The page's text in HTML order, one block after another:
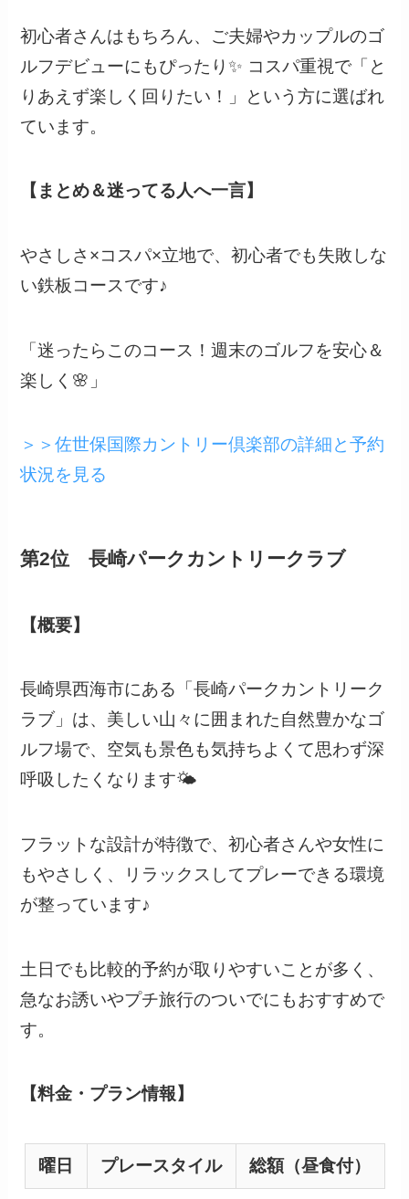
初心者さんはもちろん、ご夫婦やカップルのゴ
ルフデビューにもぴったり✨ コスパ重視で「と
りあえず楽しく回りたい！」という方に選ばれ
ています。
【まとめ＆迷ってる人へ一言】
やさしさ×コスパ×立地で、初心者でも失敗しな
い鉄板コースです♪
「迷ったらこのコース！週末のゴルフを安心＆
楽しく🌸」
＞＞佐世保国際カントリー倶楽部の詳細と予約
状況を見る
第2位 長崎パークカントリークラブ
【概要】
長崎県西海市にある「長崎パークカントリーク
ラブ」は、美しい山々に囲まれた自然豊かなゴ
ルフ場で、空気も景色も気持ちよくて思わず深
呼吸したくなります🌤️
フラットな設計が特徴で、初心者さんや女性に
もやさしく、リラックスしてプレーできる環境
が整っています♪
土日でも比較的予約が取りやすいことが多く、
急なお誘いやプチ旅行のついでにもおすすめで
す。
【料金・プラン情報】
曜日 プレースタイル 総額（昼食付）